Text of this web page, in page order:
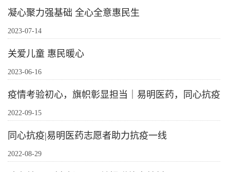
凝心聚力强基础 全心全意惠民生
2023-07-14
关爱儿童 惠民暖心
2023-06-16
疫情考验初心，旗帜彰显担当｜易明医药，同心抗疫
2022-09-15
同心抗疫|易明医药志愿者助力抗疫一线
2022-08-29